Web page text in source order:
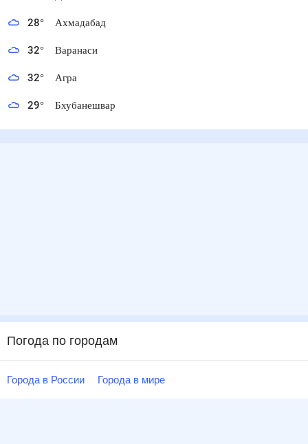
28° Ахмадабад
32° Варанаси
32° Агра
29° Бхубанешвар
Погода по городам
Города в России Города в мире